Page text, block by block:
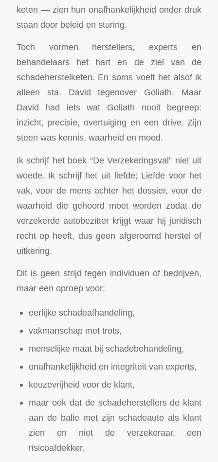
keten — zien hun onafhankelijkheid onder druk
staan door beleid en sturing.
Toch vormen herstellers, experts en
behandelaars het hart en de ziel van de
schadeherstelketen. En soms voelt het alsof ik
alleen sta. David tegenover Goliath. Maar
David had iets wat Goliath nooit begreep:
inzicht, precisie, overtuiging en een drive. Zijn
steen was kennis, waarheid en moed.
Ik schrijf het boek “De Verzekeringsval” niet uit
woede. Ik schrijf het uit liefde; Liefde voor het
vak, voor de mens achter het dossier, voor de
waarheid die gehoord moet worden zodat de
verzekerde autobezitter krijgt waar hij juridisch
recht op heeft, dus geen afgeroomd herstel of
uitkering.
Dit is geen strijd tegen individuen of bedrijven,
maar een oproep voor:
eerlijke schadeafhandeling,
vakmanschap met trots,
menselijke maat bij schadebehandeling,
onafhankelijkheid en integriteit van experts,
keuzevrijheid voor de klant,
maar ook dat de schadeherstellers de klant
aan de balie met zijn schadeauto als klant
zien en niet de verzekeraar, een
risicoafdekker.